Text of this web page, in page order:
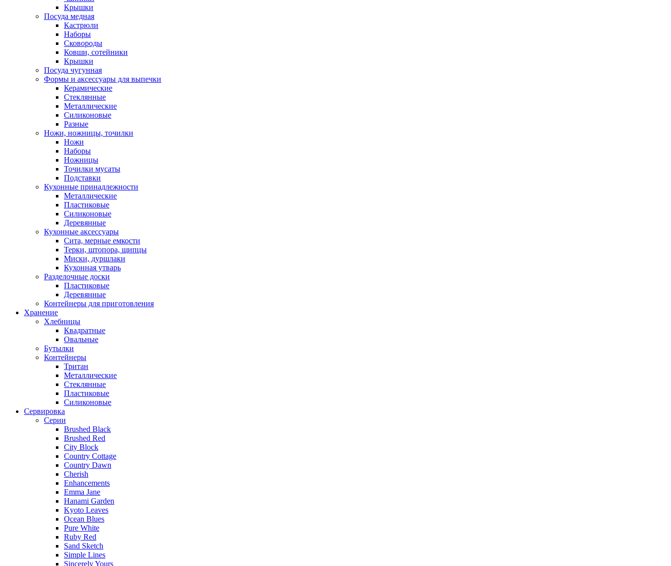
Крышки
Посуда медная
Кастрюли
Наборы
Сковороды
Ковши, сотейники
Крышки
Посуда чугунная
Формы и аксессуары для выпечки
Керамические
Стеклянные
Металлические
Силиконовые
Разные
Ножи, ножницы, точилки
Ножи
Наборы
Ножницы
Точилки мусаты
Подставки
Кухонные принадлежности
Металлические
Пластиковые
Силиконовые
Деревянные
Кухонные аксессуары
Сита, мерные емкости
Терки, штопора, щипцы
Миски, дуршлаки
Кухонная утварь
Разделочные доски
Пластиковые
Деревянные
Контейнеры для приготовления
Хранение
Хлебницы
Квадратные
Овальные
Бутылки
Контейнеры
Тритан
Металлические
Стеклянные
Пластиковые
Силиконовые
Сервировка
Серии
Brushed Black
Brushed Red
City Block
Country Cottage
Country Dawn
Cherish
Enhancements
Emma Jane
Hanami Garden
Kyoto Leaves
Ocean Blues
Pure White
Ruby Red
Sand Sketch
Simple Lines
Sincerely Yours